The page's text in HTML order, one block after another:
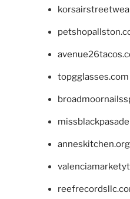
topgglasses.com
anneskitchen.org